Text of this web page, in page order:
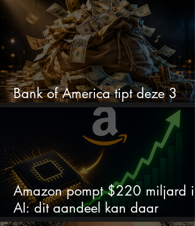
Bank of America tipt deze 3
chipaandelen
Amazon pompt $220 miljard in
AI: dit aandeel kan daar